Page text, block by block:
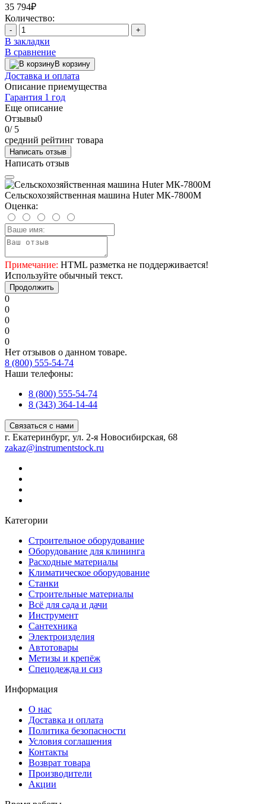
35 794₽
Количество:
- +
В закладки
В сравнение
В корзину
Доставка и оплата
Описание приемущества
Гарантия 1 год
Еще описание
Отзывы0
0/ 5
средний рейтинг товара
Написать отзыв
Написать отзыв
Сельскохозяйственная машина Huter МК-7800М
Оценка:
Примечание: HTML разметка не поддерживается!
Используйте обычный текст.
Продолжить
0
0
0
0
0
Нет отзывов о данном товаре.
8 (800) 555-54-74
Наши телефоны:
8 (800) 555-54-74
8 (343) 364-14-44
Связаться с нами
г. Екатеринбург, ул. 2-я Новосибирская, 68
zakaz@instrumentstock.ru
Категории
Строительное оборудование
Оборудование для клининга
Расходные материалы
Климатическое оборудование
Станки
Строительные материалы
Всё для сада и дачи
Инструмент
Сантехника
Электроизделия
Автотовары
Метизы и крепёж
Спецодежда и сиз
Информация
О нас
Доставка и оплата
Политика безопасности
Условия соглашения
Контакты
Возврат товара
Производители
Акции